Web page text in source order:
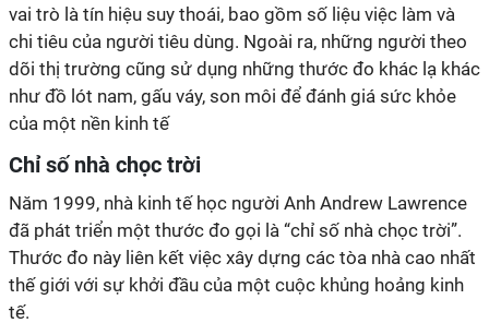
vai trò là tín hiệu suy thoái, bao gồm số liệu việc làm và
chi tiêu của người tiêu dùng. Ngoài ra, những người theo
dõi thị trường cũng sử dụng những thước đo khác lạ khác
như đồ lót nam, gấu váy, son môi để đánh giá sức khỏe
của một nền kinh tế
Chỉ số nhà chọc trời
Năm 1999, nhà kinh tế học người Anh Andrew Lawrence
đã phát triển một thước đo gọi là “chỉ số nhà chọc trời”.
Thước đo này liên kết việc xây dựng các tòa nhà cao nhất
thế giới với sự khởi đầu của một cuộc khủng hoảng kinh
tế.